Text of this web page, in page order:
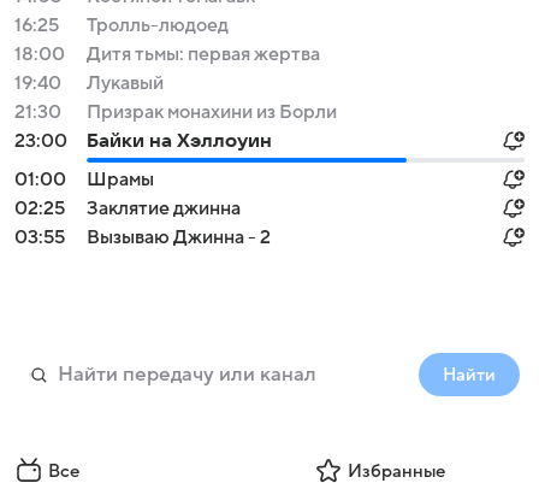
16:25
Тролль-людоед
18:00
Дитя тьмы: первая жертва
19:40
Лукавый
21:30
Призрак монахини из Борли
23:00
Байки на Хэллоуин
01:00
Шрамы
02:25
Заклятие джинна
03:55
Вызываю Джинна - 2
Найти
Все Избранные